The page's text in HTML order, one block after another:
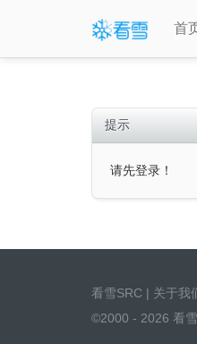
首
提示
请先登录！
看雪SRC | 关于我
©2000 - 2026 看